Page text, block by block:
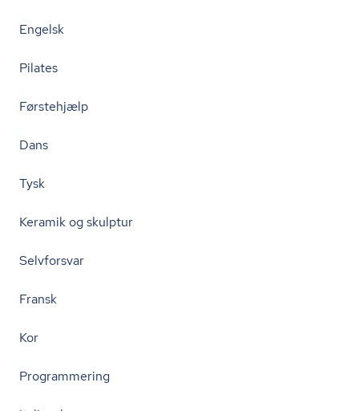
Engelsk
Pilates
Førstehjælp
Dans
Tysk
Keramik og skulptur
Selvforsvar
Fransk
Kor
Programmering